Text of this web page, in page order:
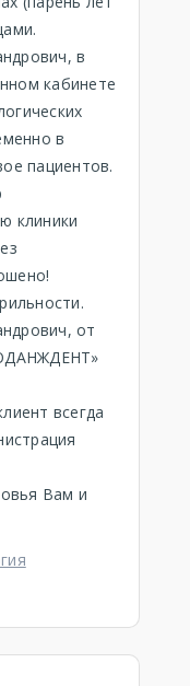
в
кабинете
в
пациентов.
клиники
от
всегда
Вам и